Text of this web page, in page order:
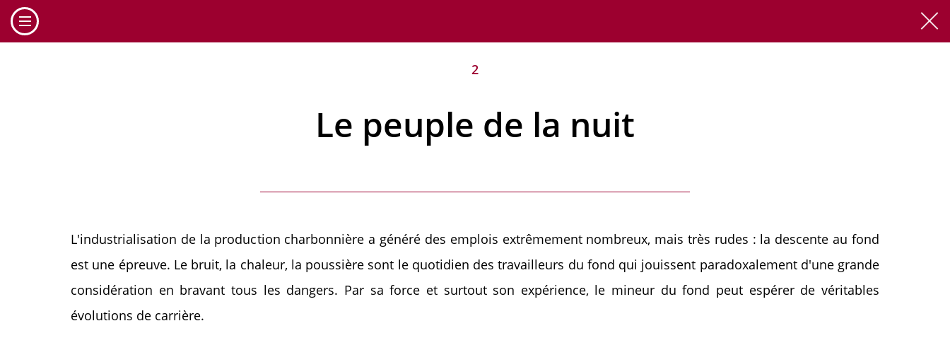
2
Le peuple de la nuit
L'industrialisation de la production charbonnière a généré des emplois extrêmement nombreux, mais très rudes : la descente au fond
est une épreuve. Le bruit, la chaleur, la poussière sont le quotidien des travailleurs du fond qui jouissent paradoxalement d'une grande
considération en bravant tous les dangers. Par sa force et surtout son expérience, le mineur du fond peut espérer de véritables
évolutions de carrière.
Cookies management panel